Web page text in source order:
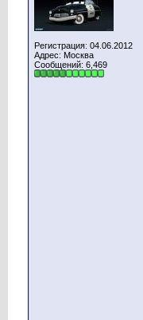
Регистрация: 04.06.2012
Адрес: Москва
Сообщений: 6,469